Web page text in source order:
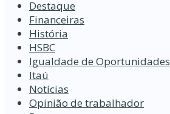
Destaque
Financeiras
História
HSBC
Igualdade de Oportunidades
Itaú
Notícias
Opinião de trabalhador